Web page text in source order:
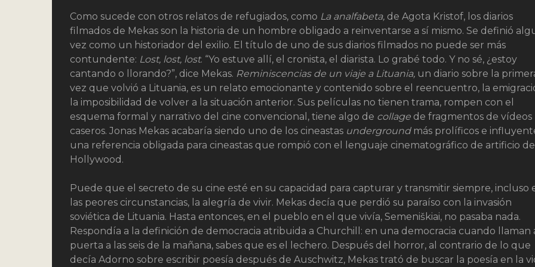
Como sucede con otros relatos de refugiados, como La analfabeta, de Agota Kristof, los diarios
filmados de Mekas son la historia de un hombre obligado a reinventarse a sí mismo. Se definió
vez como un historiador del exilio. El título de uno de sus diarios filmados no puede ser más
contundente: Lost, lost, lost. “Yo estuve allí, el cronista, el diarista. Lo grabé todo. Y no sé, ¿estoy
cantando o llorando?”, dice Mekas. Reminiscencias de un viaje a Lituania, un diario sobre la
vez que volvió a Lituania, es un relato emocionante y contenido sobre el reencuentro, la
la imposibilidad de volver a la situación anterior. Sus películas no tienen trama, rompen con el
esquema formal y narrativo del cine convencional, tiene algo de collage de fragmentos de vídeos
caseros. Jonas Mekas acabaría siendo uno de los cineastas undergroundmás prolíficos e
una referencia obligada para cineastas que rompió con el lenguaje cinematográfico de artificio de
Hollywood.
Puede que el secreto de su cine esté en su capacidad para capturar y transmitir siempre, incluso
las peores circunstancias, la alegría de vivir. Mekas decía que perdió su paraíso con la invasión
soviética de Lituania. Hasta entonces, en el pueblo en el que vivía, Semeniškiai, no pasaba nada.
Respondía a la definición de democracia atribuida a Churchill: en una democracia cuando llaman
puerta a las seis de la mañana, sabes que es el lechero. Después del horror, al contrario de lo que
decía Adorno sobre escribir poesía después de Auschwitz, Mekas trató de buscar la poesía en la